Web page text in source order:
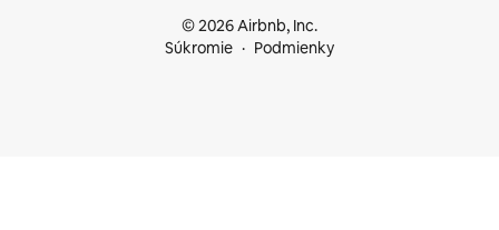
© 2026 Airbnb, Inc.
Súkromie
Podmienky